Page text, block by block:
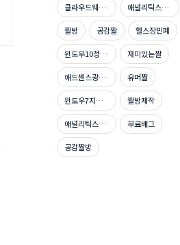
클라우드웨이즈호스팅 애널리틱스자격증
짤방 공감짤 헬스장민폐
윈도우10정품인증 재미있는짤
애드센스광고단가높이기 유머짤
윈도우7지원종료 짤방제작
애널리틱스자격증시험문제 무료배그
공감짤방